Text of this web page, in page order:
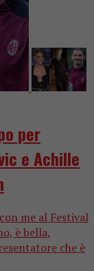
per
e Achille
me al Festival
è bella,
che è